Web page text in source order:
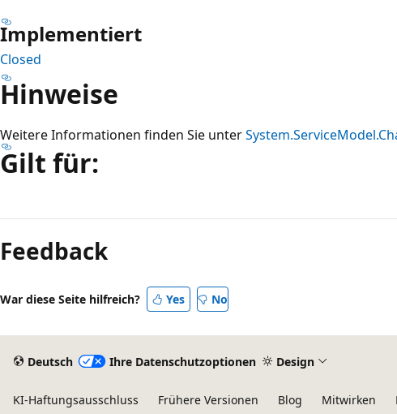
Implementiert
Closed
Hinweise
Weitere Informationen finden Sie unter
Gilt für:
deaktiviert
Feedback
War diese Seite hilfreich? Yes No
Deutsch Ihre Datenschutzoptionen Design
KI-Haftungsausschluss Frühere Versionen Blog Mitwirken